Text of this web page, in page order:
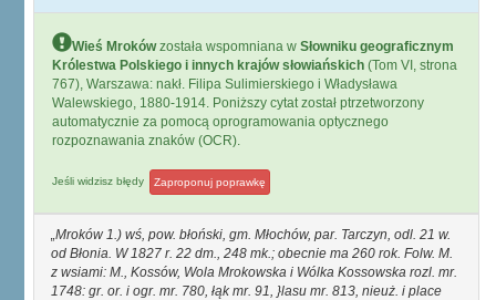
Wieś Mrokówzostała wspomniana w Słowniku geograficznym
Królestwa Polskiego i innych krajów słowiańskich (Tom VI, strona
767), Warszawa: nakł. Filipa Sulimierskiego i Władysława
Walewskiego, 1880-1914. Poniższy cytat został ptrzetworzony
automatycznie za pomocą oprogramowania optycznego
rozpoznawania znaków (OCR).
Jeśli widzisz błędy Zaproponuj poprawkę
Mroków 1.) wś, pow. błoński, gm. Młochów, par. Tarczyn, odl. 21 w.
od Błonia. W 1827 r. 22 dm., 248 mk.; obecnie ma 260 rok. Folw. M.
z wsiami: M., Kossów, Wola Mrokowska i Wólka Kossowska rozl. mr.
1748: gr. or. i ogr. mr. 780, łąk mr. 91, }lasu mr. 813, nieuż. i place